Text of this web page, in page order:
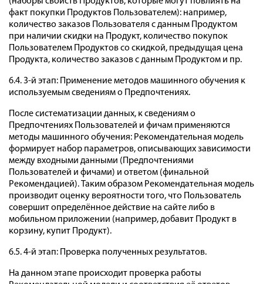
факт покупки Продуктов Пользователем): например,
количество заказов Пользователя с данным Продуктом
при наличии скидки на Продукт, количество покупок
Пользователем Продуктов со скидкой, предыдущая цена
Продукта, количество заказов с данным Продуктом и пр.
6.4. 3-й этап: Применение методов машинного обучения к
используемым сведениям о Предпочтениях.
После систематизации данных, к сведениям о
Предпочтениях Пользователей и фичам применяются
методы машинного обучения: Рекомендательная модель
формирует набор параметров, описывающих зависимости
между входными данными (Предпочтениями
Пользователей и фичами) и ответом (финальной
Рекомендацией). Таким образом Рекомендательная модель
производит оценку вероятности того, что Пользователь
совершит определённое действие на сайте либо в
мобильном приложении (например, добавит Продукт в
корзину, купит Продукт).
6.5. 4-й этап: Проверка полученных результатов.
На данном этапе происходит проверка работы